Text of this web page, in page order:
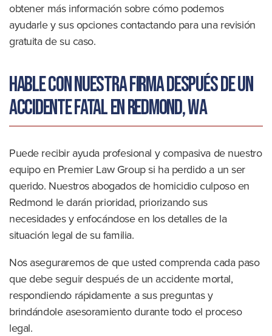
obtener más información sobre cómo podemos
ayudarle y sus opciones contactando para una revisión
gratuita de su caso.
Hable con nuestra firma después de un
accidente fatal en Redmond, WA
Puede recibir ayuda profesional y compasiva de nuestro
equipo en Premier Law Group si ha perdido a un ser
querido. Nuestros abogados de homicidio culposo en
Redmond le darán prioridad, priorizando sus
necesidades y enfocándose en los detalles de la
situación legal de su familia.
Nos aseguraremos de que usted comprenda cada paso
que debe seguir después de un accidente mortal,
respondiendo rápidamente a sus preguntas y
brindándole asesoramiento durante todo el proceso
legal.